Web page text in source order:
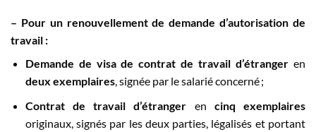
– Pour un renouvellementde demande d’autorisation de
travail :
Demande de visa de contrat de travail d’étranger en
deux exemplaires, signée par le salarié concerné ;
Contrat de travail d’étranger en cinq exemplaires
originaux, signés par les deux parties, légalisés et portant